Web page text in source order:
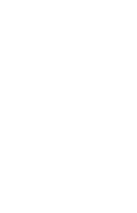
впечатление
сотрудник
обращения,